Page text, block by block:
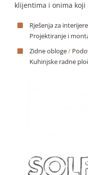
klijentima i onima koji
Rješenja za
Projektiranje i
Zidne obloge/
Kuhinjske radne